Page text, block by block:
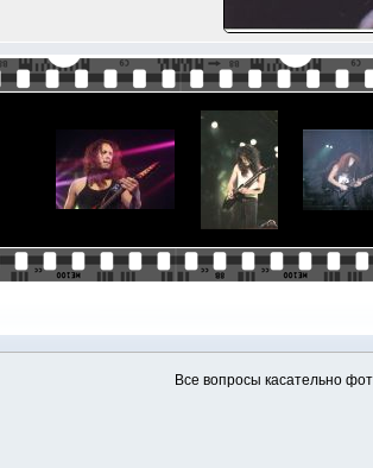
Все вопросы касательно